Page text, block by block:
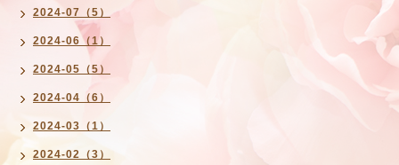
2024-07（5）
2024-06（1）
2024-05（5）
2024-04（6）
2024-03（1）
2024-02（3）